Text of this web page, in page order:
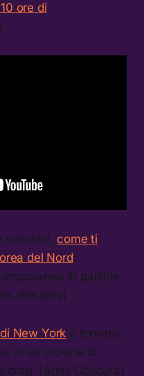
ore di
sanzioni, come ti
del Nord:
in gallerie
(Reuters)
New York è tornato,
in un ciclone di
drag. (Atlas Obscura)